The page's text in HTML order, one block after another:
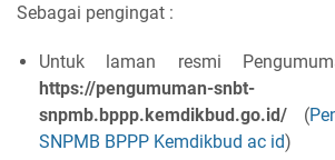
Sebagai pengingat :
Untuk laman resmi
https://pengumuman-snbt-
snpmb.bppp.kemdikbud.go.id/ (
SNPMB BPPP Kemdikbud ac id)